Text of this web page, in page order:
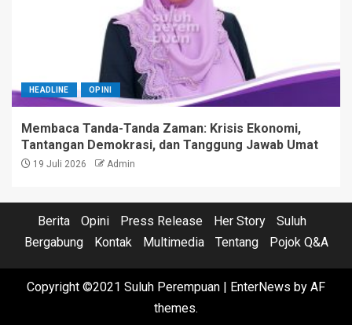
HEADLINE OPINI
Membaca Tanda-Tanda Zaman: Krisis Ekonomi,
Tantangan Demokrasi, dan Tanggung Jawab Umat
19 Juli 2026 Admin
Berita Opini Press Release Her Story
Suluh
Bergabung
Kontak Multimedia Tentang Pojok Q&A
Copyright ©2021 Suluh Perempuan | EnterNews by AF
themes.